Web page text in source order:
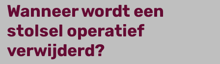
Wanneer wordt een
stolsel operatief
verwijderd?